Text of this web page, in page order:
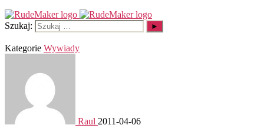
Szukaj:
Kategorie Wywiady
Raul 2011-04-06